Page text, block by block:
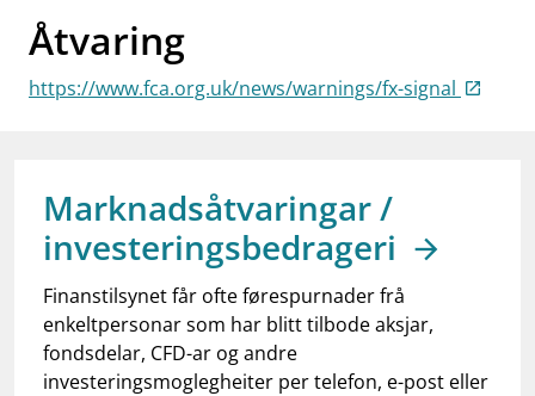
supervisor_account Forbrukerinformasjon
Om Finanstilsynet
dashboardInformasjon for investorer
notifications_none Abonner på nyhetsvarsel
Åtvaring
https://www.fca.org.uk/news/warnings/fx-signal
Marknadsåtvaringar /
investeringsbedrageri
Finanstilsynet får ofte førespurnader frå
enkeltpersonar som har blitt tilbode aksjar,
fondsdelar, CFD-ar og andre
investeringsmoglegheiter per telefon, e-post eller